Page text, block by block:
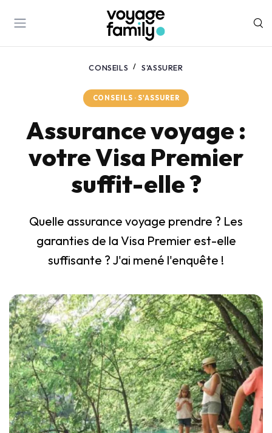
CONSEILS S'ASSURER
CONSEILS · S'ASSURER
Assurance voyage :
votre Visa Premier
suffit-elle ?
Quelle assurance voyage prendre ? Les
garanties de la Visa Premier est-elle
suffisante ? J'ai mené l'enquête !